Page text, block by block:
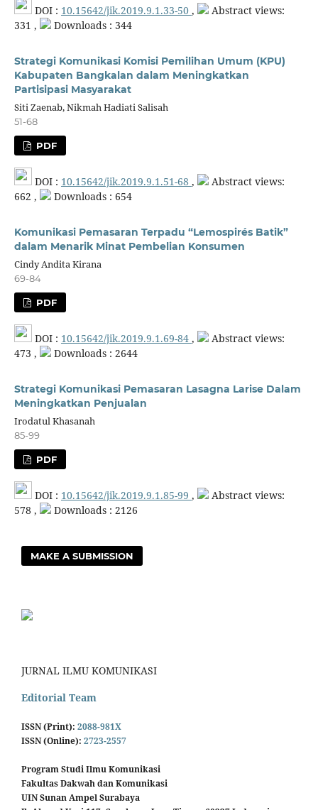
DOI : 10.15642/jik.2019.9.1.33-50 ,
Abstract views:
331 ,
Downloads : 344
Strategi Komunikasi Komisi Pemilihan Umum (KPU)
Kabupaten Bangkalan dalam Meningkatkan
Partisipasi Masyarakat
Siti Zaenab, Nikmah Hadiati Salisah
51-68
PDF
DOI : 10.15642/jik.2019.9.1.51-68 ,
Abstract views:
662 ,
Downloads : 654
Komunikasi Pemasaran Terpadu “Lemospirés Batik”
dalam Menarik Minat Pembelian Konsumen
Cindy Andita Kirana
69-84
PDF
DOI : 10.15642/jik.2019.9.1.69-84 ,
Abstract views:
473 ,
Downloads : 2644
Strategi Komunikasi Pemasaran Lasagna Larise Dalam
Meningkatkan Penjualan
Irodatul Khasanah
85-99
PDF
DOI : 10.15642/jik.2019.9.1.85-99 ,
Abstract views:
578 ,
Downloads : 2126
MAKE A SUBMISSION
JURNAL ILMU KOMUNIKASI
Editorial Team
ISSN (Print): 2088-981X
ISSN (Online): 2723-2557
Program Studi Ilmu Komunikasi
Fakultas Dakwah dan Komunikasi
UIN Sunan Ampel Surabaya